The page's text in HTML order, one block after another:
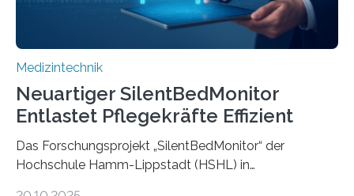
Medizintechnik
Neuartiger SilentBedMonitor
Entlastet Pflegekräfte Effizient
Das Forschungsprojekt „SilentBedMonitor“ der
Hochschule Hamm-Lippstadt (HSHL) in